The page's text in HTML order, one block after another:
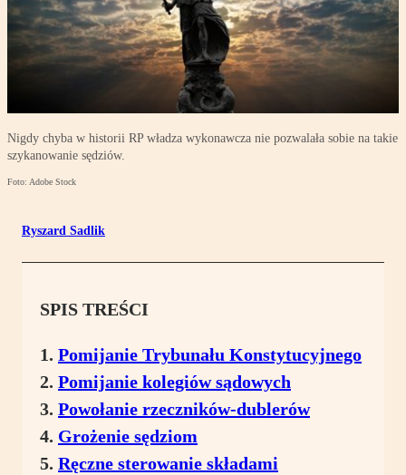
Nigdy chyba w historii RP władza wykonawcza nie pozwalała sobie na takie
szykanowanie sędziów.
Foto: Adobe Stock
Ryszard Sadlik
SPIS TREŚCI
Pomijanie Trybunału Konstytucyjnego
Pomijanie kolegiów sądowych
Powołanie rzeczników-dublerów
Grożenie sędziom
Ręczne sterowanie składami